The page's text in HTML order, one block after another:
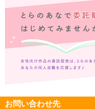
お問い合わせ先